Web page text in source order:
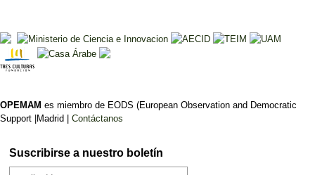
OPEMAM es miembro de EODS (European Observation and Democratic
Support |Madrid | Contáctanos
Suscribirse a nuestro boletín